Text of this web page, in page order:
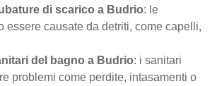
di scarico a Budrio: le
essere causate da detriti, come capelli,
del bagno a Budrio: i sanitari
problemi come perdite, intasamenti o